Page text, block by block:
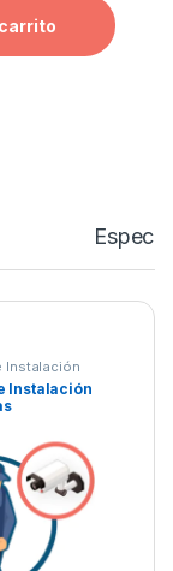
Instalación
Instalación